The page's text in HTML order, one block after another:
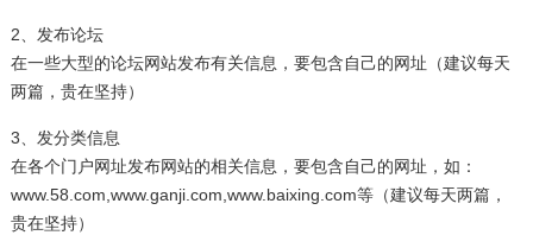
2、发布论坛
在一些大型的论坛网站发布有关信息，要包含自己的网址（建议每天
两篇，贵在坚持）
3、发分类信息
在各个门户网址发布网站的相关信息，要包含自己的网址，如：
www.58.com,www.ganji.com,www.baixing.com等（建议每天两篇，
贵在坚持）